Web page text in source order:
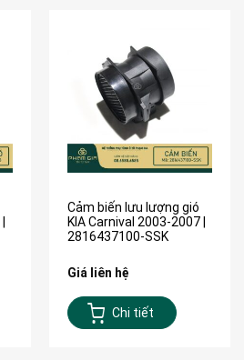
Cảm biến lưu lượng gió
KIA Carnival 2003-2007 |
2816437100-SSK
Giá liên hệ
Chi tiết